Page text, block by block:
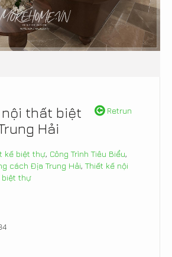
Retrun
thất biệt
Hải
kế biệt thự, Công Trình Tiêu Biểu,
cách Địa Trung Hải, Thiết kế nội
thự